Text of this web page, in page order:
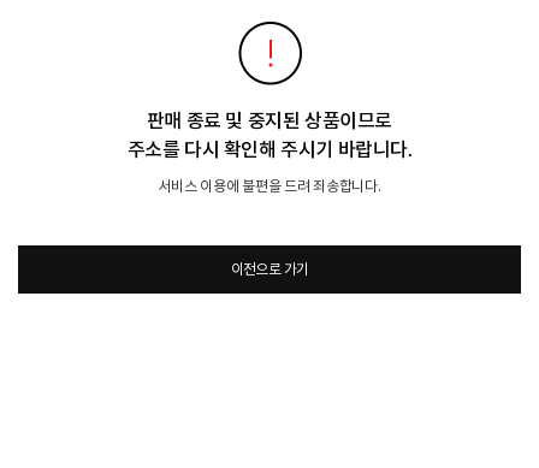
판매 종료 및 중지된 상품이므로
주소를 다시 확인해 주시기 바랍니다.
서비스 이용에 불편을 드려 죄송합니다.
이전으로 가기